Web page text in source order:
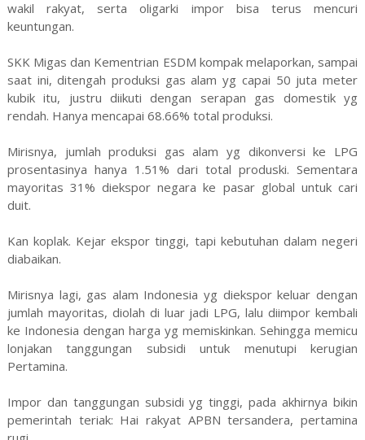
wakil rakyat, serta oligarki impor bisa terus mencuri
keuntungan.
SKK Migas dan Kementrian ESDM kompak melaporkan, sampai
saat ini, ditengah produksi gas alam yg capai 50 juta meter
kubik itu, justru diikuti dengan serapan gas domestik yg
rendah. Hanya mencapai 68.66% total produksi.
Mirisnya, jumlah produksi gas alam yg dikonversi ke LPG
prosentasinya hanya 1.51% dari total produski. Sementara
mayoritas 31% diekspor negara ke pasar global untuk cari
duit.
Kan koplak. Kejar ekspor tinggi, tapi kebutuhan dalam negeri
diabaikan.
Mirisnya lagi, gas alam Indonesia yg diekspor keluar dengan
jumlah mayoritas, diolah di luar jadi LPG, lalu diimpor kembali
ke Indonesia dengan harga yg memiskinkan. Sehingga memicu
lonjakan tanggungan subsidi untuk menutupi kerugian
Pertamina.
Impor dan tanggungan subsidi yg tinggi, pada akhirnya bikin
pemerintah teriak: Hai rakyat APBN tersandera, pertamina